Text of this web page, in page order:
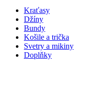
Kraťasy
Džíny
Bundy
Košile a trička
Svetry a mikiny
Doplňky